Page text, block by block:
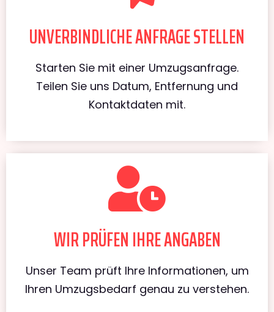
UNVERBINDLICHE ANFRAGE STELLEN
Starten Sie mit einer Umzugsanfrage.
Teilen Sie uns Datum, Entfernung und
Kontaktdaten mit.
WIR PRÜFEN IHRE ANGABEN
Unser Team prüft Ihre Informationen, um
Ihren Umzugsbedarf genau zu verstehen.